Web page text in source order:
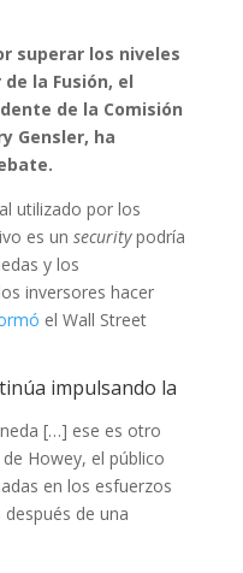
superar los niveles
la Fusión, el
de la Comisión
Gensler, ha
utilizado por los
es un securitypodría
y los
inversores hacer
el Wall Street
impulsando la
[…] ese es otro
Howey, el público
en los esfuerzos
de una